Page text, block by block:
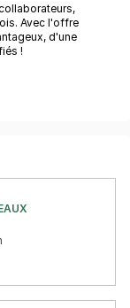
Avec l'offre
d'une
!